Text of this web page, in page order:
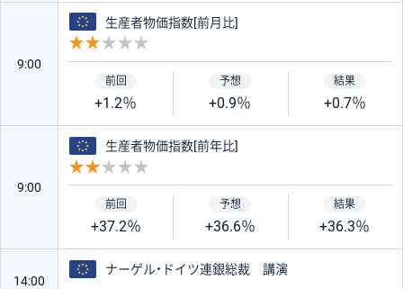
9:00
ユーロ
生産者物価指数[前月比]
+1.2％ +0.9％ +0.7％
9:00
ユーロ
生産者物価指数[前年比]
+37.2％ +36.6％ +36.3％
14:00
ユーロ
ナーゲル・ドイツ連銀総裁 講演